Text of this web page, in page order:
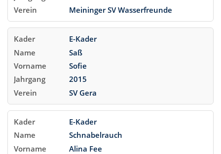
Meininger SV Wasserfreunde
E-Kader
Saß
Sofie
2015
SV Gera
E-Kader
Schnabelrauch
Alina Fee